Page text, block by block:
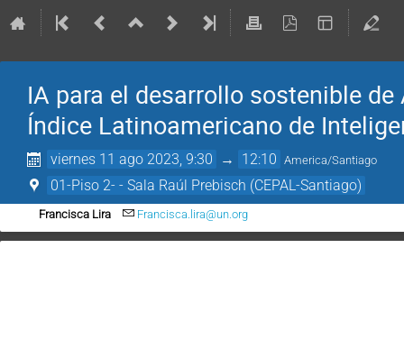
IA para el desarrollo sostenible
Índice Latinoamericano de
viernes 11 ago 2023, 9:30 → 12:10 America/Santiago
01-Piso 2- - Sala Raúl Prebisch (CEPAL-Santiago)
Francisca Lira Francisca.lira@un.org